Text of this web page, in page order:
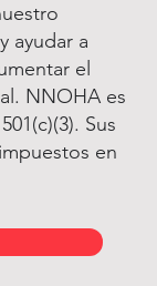
ayudar a
el
NNOHA es
Sus
en